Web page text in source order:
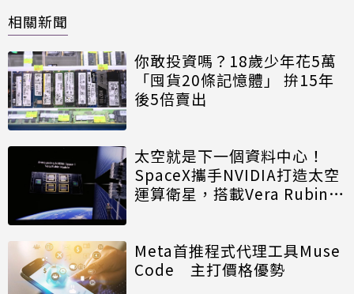
相關新聞
你敢投資嗎？18歲少年花5萬
「囤貨20條記憶體」 拚15年
後5倍賣出
太空就是下一個資料中心！
SpaceX攜手NVIDIA打造太空
運算衛星，搭載Vera Rubin運
Meta首推程式代理工具Muse
Code 主打價格優勢